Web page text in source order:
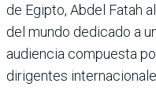
de Egipto, Abdel Fatah
del mundo dedicado a
audiencia compuesta
dirigentes